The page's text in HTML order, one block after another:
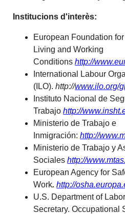
Institucions d'interès:
European Foundation
Living and Working
Conditionshttp://
International Labour
(ILO).http://www.ilo.org/
Instituto Nacional de
Trabajo http://
Ministerio de Trabajo e
Inmigración:http://
Ministerio de Trabajo y
Socialeshttp://
European Agency for
Work.http://
U.S. Department of
Secretary. Occupational